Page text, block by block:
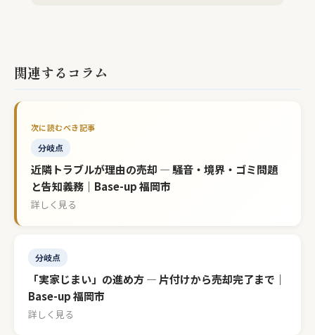
関連するコラム
分岐点
近隣トラブルが理由の売却 — 騒音・境界・ゴミ問題
と告知義務｜Base-up 福岡市
詳しく見る
分岐点
「実家じまい」の進め方 — 片付けから売却完了まで｜
Base-up 福岡市
詳しく見る